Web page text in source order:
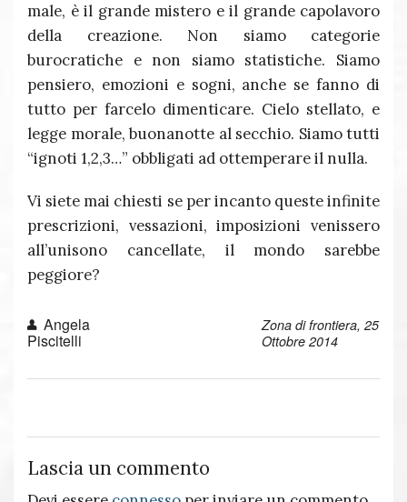
male, è il grande mistero e il grande capolavoro
della creazione. Non siamo categorie
burocratiche e non siamo statistiche. Siamo
pensiero, emozioni e sogni, anche se fanno di
tutto per farcelo dimenticare. Cielo stellato, e
legge morale, buonanotte al secchio. Siamo tutti
“ignoti 1,2,3…” obbligati ad ottemperare il nulla.
Vi siete mai chiesti se per incanto queste infinite
prescrizioni, vessazioni, imposizioni venissero
all’unisono cancellate, il mondo sarebbe
peggiore?
Angela
Piscitelli
Zona di frontiera, 25
Ottobre 2014
Lascia un commento